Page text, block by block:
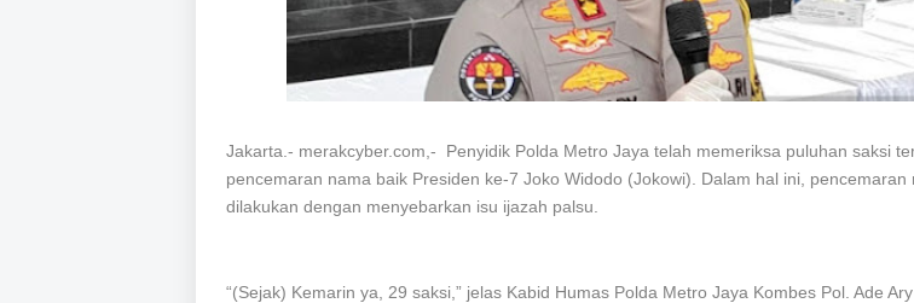
Jakarta.- merakcyber.com,- Penyidik Polda Metro Jaya telah memeriksa puluhan saksi
pencemaran nama baik Presiden ke-7 Joko Widodo (Jokowi). Dalam hal ini, pencemaran
dilakukan dengan menyebarkan isu ijazah palsu.
“(Sejak) Kemarin ya, 29 saksi,” jelas Kabid Humas Polda Metro Jaya Kombes Pol. Ade Ary